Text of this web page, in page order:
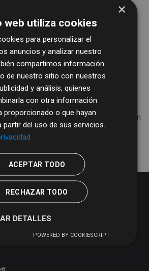
encontrado
basura consumo
y alcantarillado
y periodo en los municipios que cobran
con basura y alcantarillado
de datos abiertos
×
web utiliza cookies
para personalizar el
anuncios y analizar nuestro
compartimos información
de nuestro sitio con nuestros
y análisis, quienes
con otra información
proporcionado o que hayan
partir del uso de sus servicios.
ACEPTAR TODO
RECHAZAR TODO
DETALLES
POWERED BY COOKIESCRIPT